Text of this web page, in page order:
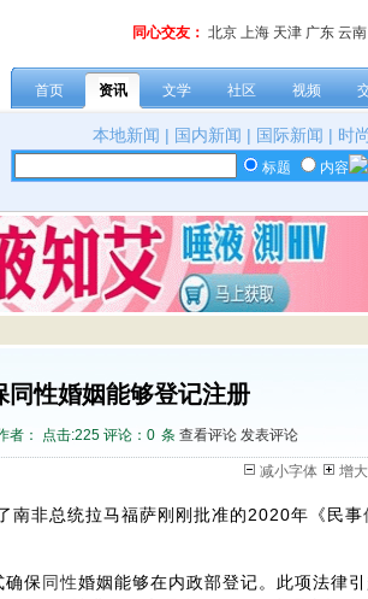
同心交友： 北京 上海 天津 广东 云南
首页 资讯 文学 社区 视频
本地新闻 | 国内新闻 | 国际新闻 | 时
标题 内容
同性婚姻能够登记注册
者： 点击:225 评论： 0 条 查看评论 发表评论
减小字体 增
非总统拉马福萨刚刚批准的2020年《民事
确保同性婚姻能够在内政部登记。此项法律引